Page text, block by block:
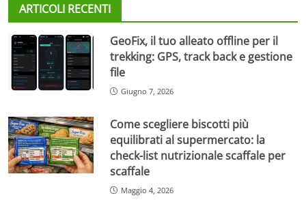
ARTICOLI RECENTI
GeoFix, il tuo alleato offline per il
trekking: GPS, track back e gestione
file
Giugno 7, 2026
Come scegliere biscotti più
equilibrati al supermercato: la
check-list nutrizionale scaffale per
scaffale
Maggio 4, 2026